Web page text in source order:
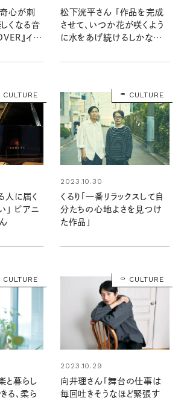
心が刺
くなる音
』イン
松下洸平さん 「作品を完成
させて、いつか花が咲くよう
に水をあげ続けるしかない」
CULTURE
人に届く
」 ピアニ
CULTURE
2023.10.30
くるり「一番リラックスして自
分たちの心地よさを見つけ
た作品」
CULTURE
と暮らし
る、柔ら
CULTURE
2023.10.29
向井理さん「舞台の仕事は
毎回吐きそうなほど緊張す